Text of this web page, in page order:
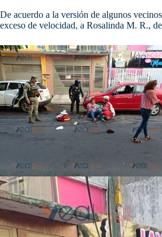
De acuerdo a la versión de algunos
exceso de velocidad, a Rosalinda M. R.,